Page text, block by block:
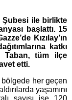
Şubesi ile birlikte
başlattı. 15
Kızılay’ın
katkı
Taban, tüm ilçe
etti.
bölgede her geçen
yaşamını
sayısı ise 120